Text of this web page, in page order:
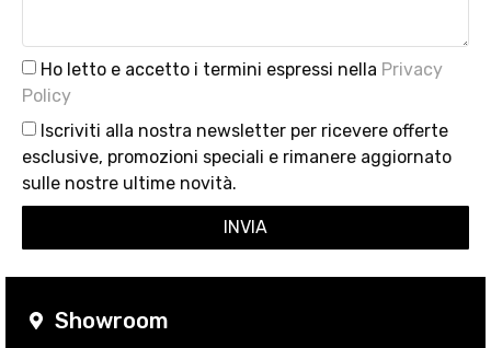
Showroom
Ho letto e accetto i termini espressi nella Privacy
Policy
Iscriviti alla nostra newsletter per ricevere offerte
esclusive, promozioni speciali e rimanere aggiornato
sulle nostre ultime novità.
INVIA